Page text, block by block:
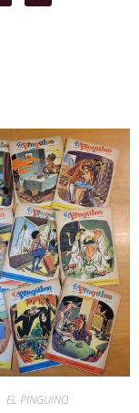
EL PINGUINO